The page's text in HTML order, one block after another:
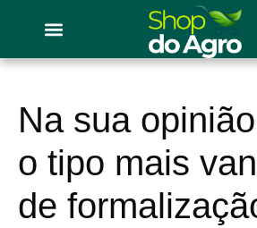
Na sua
o tipo mais
de